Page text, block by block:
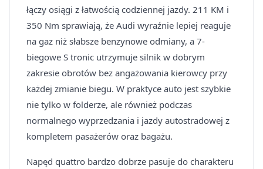
łączy osiągi z łatwością codziennej jazdy. 211 KM i
350 Nm sprawiają, że Audi wyraźnie lepiej reaguje
na gaz niż słabsze benzynowe odmiany, a 7-
biegowe S tronic utrzymuje silnik w dobrym
zakresie obrotów bez angażowania kierowcy przy
każdej zmianie biegu. W praktyce auto jest szybkie
nie tylko w folderze, ale również podczas
normalnego wyprzedzania i jazdy autostradowej z
kompletem pasażerów oraz bagażu.
Napęd quattro bardzo dobrze pasuje do charakteru